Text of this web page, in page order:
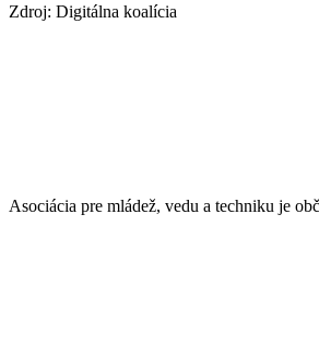
Zdroj: Digitálna koalícia
Asociácia pre mládež, vedu a techniku je